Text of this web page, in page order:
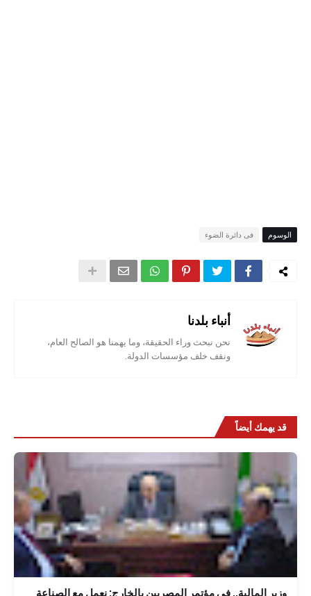
الوسوم فى دائرة الضوء
أنباء بلدنا
نحن نبحث وراء الحقيقة، وما يهمنا هو الصالح العام،
ونقف خلف مؤسسات الدولة.
قد يهمك أيضاً
وزير المالية.. فى مؤتمر المصريين بالخارج: نعمل مع الصناعة